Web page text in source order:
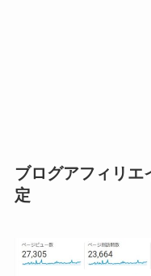
ブログアフィリエ
定